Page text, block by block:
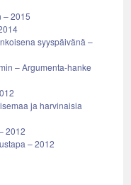
– 2015
syyspäivänä –
– Argumenta-hanke
ja harvinaisia
2012
– 2012